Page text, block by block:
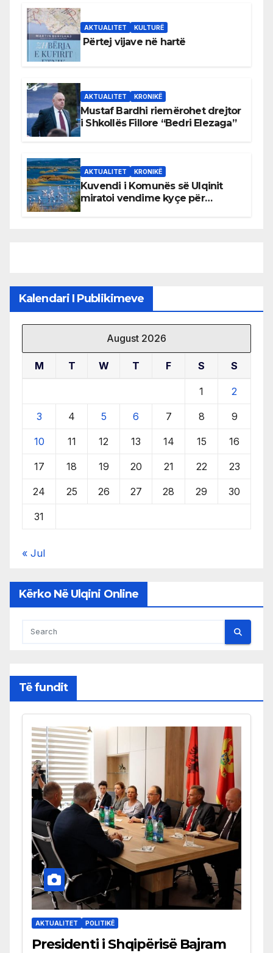
AKTUALITET KULTURË
Përtej vijave në hartë
AKTUALITET KRONIKË
Mustaf Bardhi riemërohet drejtor
i Shkollës Fillore “Bedri Elezaga”
AKTUALITET KRONIKË
Kuvendi i Komunës së Ulqinit
miratoi vendime kyçe për
Kalendari I Publikimeve
August 2026
M T W T F S S
1 2
3 4 5 6 7 8 9
10 11 12 13 14 15 16
17 18 19 20 21 22 23
24 25 26 27 28 29 30
31
« Jul
Kërko Në Ulqini Online
Të fundit
AKTUALITET POLITIKË
Presidenti i Shqipërisë Bajram